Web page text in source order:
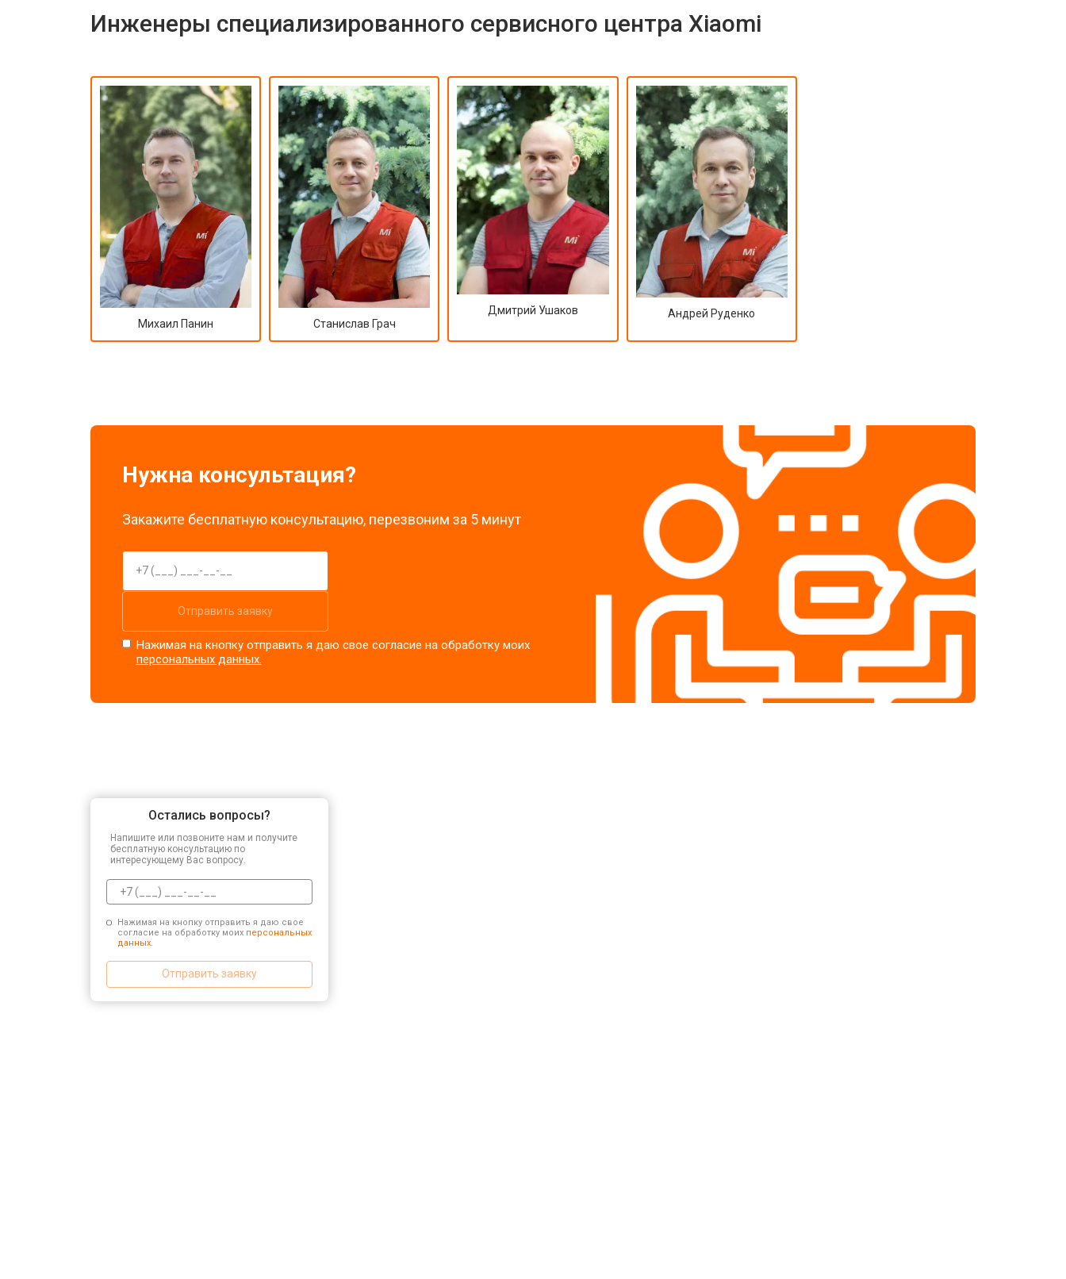
Инженеры специализированного сервисного центра Xiaomi
Михаил Панин Станислав Грач
Дмитрий Ушаков Андрей Руденко
Нужна консультация?
Закажите бесплатную консультацию, перезвоним за 5 минут
Отправить заявку
Нажимая на кнопку отправить я даю свое согласие на обработку моих
персональных данных.
Остались вопросы?
Напишите или позвоните нам и получите
бесплатную консультацию по
интересующему Вас вопросу.
Нажимая на кнопку отправить я даю свое
согласие на обработку моих персональных
данных.
Отправить заявку